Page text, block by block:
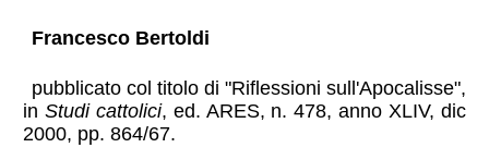
Francesco Bertoldi
pubblicato col titolo di "Riflessioni sull'Apocalisse",
in Studi cattolici, ed. ARES, n. 478, anno XLIV, dic
2000, pp. 864/67.